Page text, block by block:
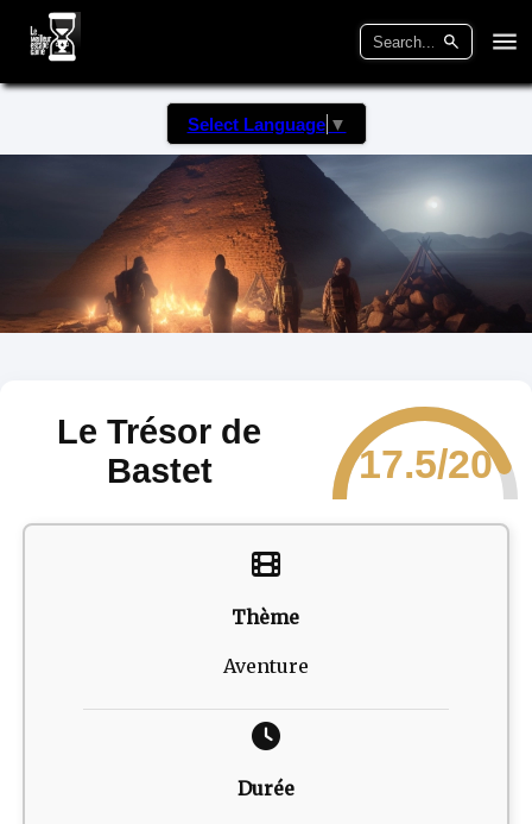
Select Language ▼
Le Trésor de
Bastet
17.5/20
Thème
Aventure
Durée